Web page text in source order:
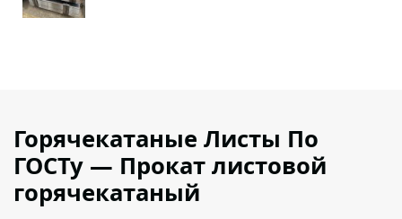
Горячекатаные Листы По
ГОСТу — Прокат листовой
горячекатаный